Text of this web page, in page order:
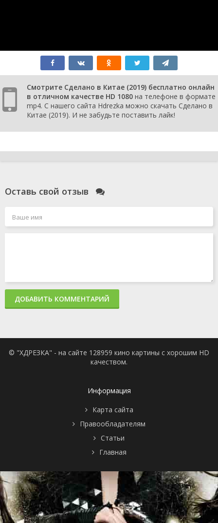
Смотрите Сделано в Китае (2019) бесплатно онлайн
в отличном качестве HD 1080 на телефоне в формате
mp4. С нашего сайта Hdrezka можно скачать Сделано в
Китае (2019). И не забудьте поставить лайк!
Оставь свой отзыв
ДОБАВИТЬ КОММЕНТАРИЙ
© "ХДРЕЗКА" - на сайте 128959 кино картины с хорошим HD
качеством.
Информация
Карта сайта
Правообладателям
Статьи
Главная